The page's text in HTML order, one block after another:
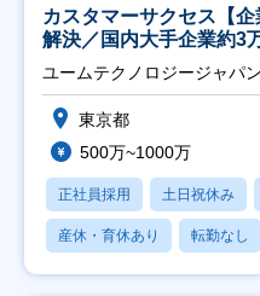
カスタマーサクセス【
解決／国内大手企業約3
ユームテクノロジージャパ
東京都
500万~1000万
正社員採用 土日祝休み
産休・育休あり 転勤なし